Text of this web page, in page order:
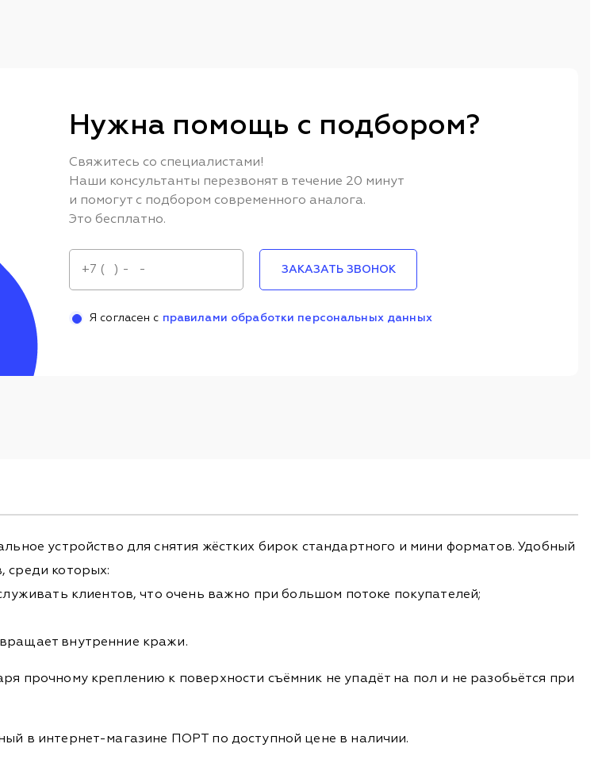
Нужна помощь с подбором?
Свяжитесь со специалистами!
Наши консультанты перезвонят в течение 20 минут
и помогут с подбором современного аналога.
Это бесплатно.
ЗАКАЗАТЬ ЗВОНОК
Я согласен с правилами обработки персональных данных
устройство для снятия жёстких бирок стандартного и мини форматов. Удобный
среди которых:
клиентов, что очень важно при большом потоке покупателей;
внутренние кражи.
прочному креплению к поверхности съёмник не упадёт на пол и не разобьётся при
в интернет-магазине ПОРТ по доступной цене в наличии.